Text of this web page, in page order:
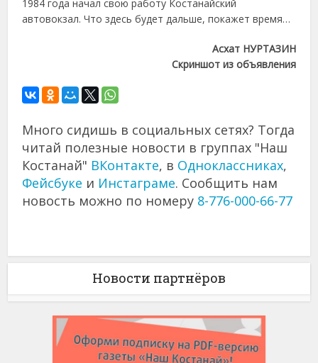
1984 года начал свою работу Костанайский
автовокзал. Что здесь будет дальше, покажет время…
Асхат НУРТАЗИН
Скриншот из объявления
Много сидишь в социальных сетях? Тогда
читай полезные новости в группах "Наш
Костанай" ВКонтакте, в Одноклассниках,
Фейсбуке и Инстаграме. Сообщить нам
новость можно по номеру 8-776-000-66-77
Новости партнёров